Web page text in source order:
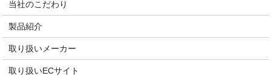
当社のこだわり
製品紹介
取り扱いメーカー
取り扱いECサイト